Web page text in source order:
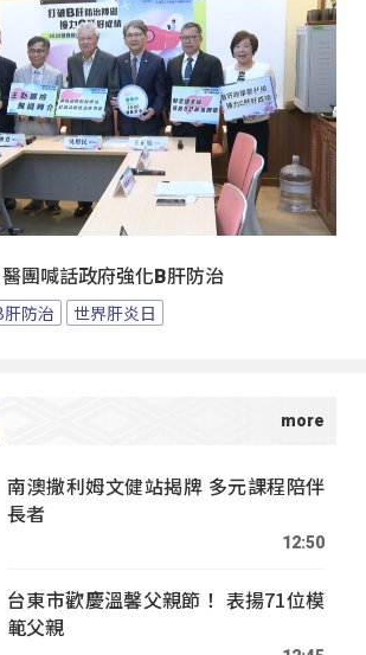
團喊話政府強化B肝防治
肝防治 世界肝炎日
南澳撒利姆文健站揭牌 多元課程陪伴
長者
12:50
台東市歡慶溫馨父親節！ 表揚71位模
範父親